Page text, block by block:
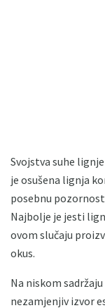
Svojstva suhe
je osušena lignja
posebnu
Najbolje je jesti
ovom slučaju
okus.
Na niskom
nezamjenjiv izvor